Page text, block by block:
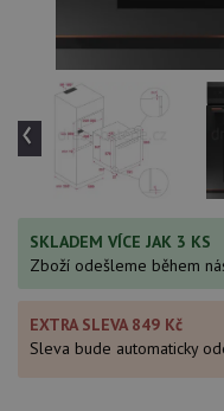
‹
SKLADEM VÍCE JAK 3 KS
Zboží odešleme během
EXTRA SLEVA 849 Kč
Sleva bude automaticky